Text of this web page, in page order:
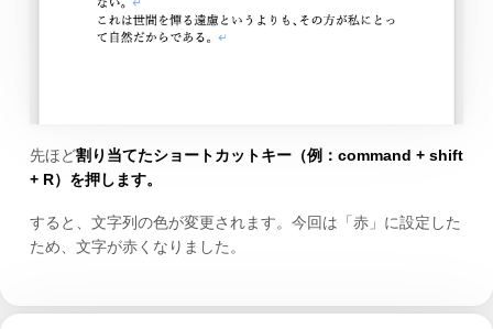
先ほど割り当てたショートカットキー（例：command + shift
+ R）を押します。
すると、文字列の色が変更されます。今回は「赤」に設定した
ため、文字が赤くなりました。